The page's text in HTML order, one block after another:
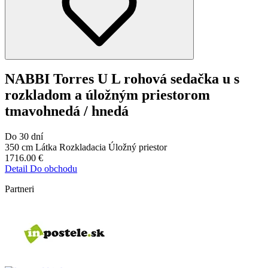
NABBI Torres U L rohová sedačka u s
rozkladom a úložným priestorom
tmavohnedá / hnedá
Do 30 dní
350 cm Látka Rozkladacia Úložný priestor
1716.00 €
Detail Do obchodu
Partneri